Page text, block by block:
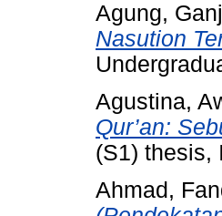
Agung,
Nasution
Agustina,
Qur’an:
(S1) thesis,
Ahmad,